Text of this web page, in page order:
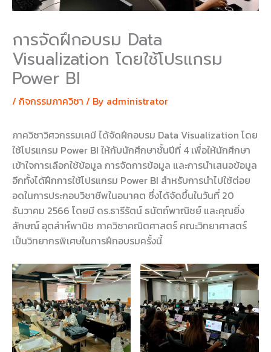
การจัดฝึกอบรม Data
Visualization โดยใช้โปรแกรม
Power BI
/ กิจกรรมภาควิชา / By administrator
ภาควิชาวิศวกรรมเคมี ได้จัดฝึกอบรม Data Visualization โดย
ใช้โปรแกรม Power BI ให้กับนักศึกษาชั้นปีที่ 4 เพื่อให้นักศึกษา
เข้าใจการเลือกใช้ข้อมูล การจัดการข้อมูล และการนำเสนอข้อมูล
อีกทั้งได้ฝึกการใช้โปรแกรม Power BI สำหรับการนำไปใช้ต่อย
อดในการประกอบวิชาชีพในอนาคต ซึ่งได้จัดขึ้นในวันที่ 20
ธันวาคม 2566 โดยมี ดร.ธารีรัตน์ ธนัตถ์พาณิชย์ และคุณยิ่ง
ลักษณ์ อุตส่าห์พานิช ภาควิชาคณิตศาสตร์ คณะวิทยาศาสตร์
เป็นวิทยากรพิเศษในการฝึกอบรมครั้งนี้